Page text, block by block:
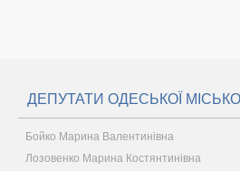
ДЕПУТАТИ ОДЕСЬКОЇ
Бойко Марина Валентинівна
Лозовенко Марина Костянтинівна